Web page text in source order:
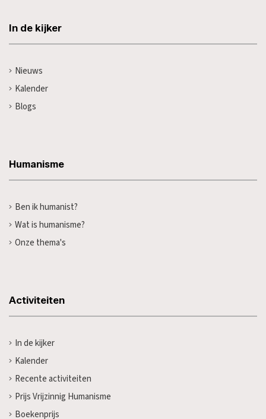
In de kijker
Nieuws
Kalender
Blogs
Humanisme
Ben ik humanist?
Wat is humanisme?
Onze thema's
Activiteiten
In de kijker
Kalender
Recente activiteiten
Prijs Vrijzinnig Humanisme
Boekenprijs